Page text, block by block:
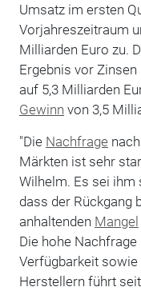
Umsatz im ersten
Vorjahreszeitraum
Milliarden Euro zu.
Ergebnis vor Zinsen
auf 5,3 Milliarden
Gewinn von 3,5
"Die Nachfrage
Märkten ist sehr
Wilhelm. Es sei ihm
dass der Rückgang
anhaltenden Mangel
Die hohe
Verfügbarkeit sowie
Herstellern führt